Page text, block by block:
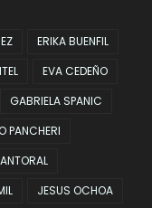
ERIKA BUENFIL
EVA CEDEÑO
GABRIELA SPANIC
PANCHERI
JESUS OCHOA